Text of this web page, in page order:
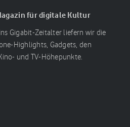
für digitale Kultur
Gigabit-Zeitalter liefern wir die
Highlights, Gadgets, den
und TV-Höhepunkte.